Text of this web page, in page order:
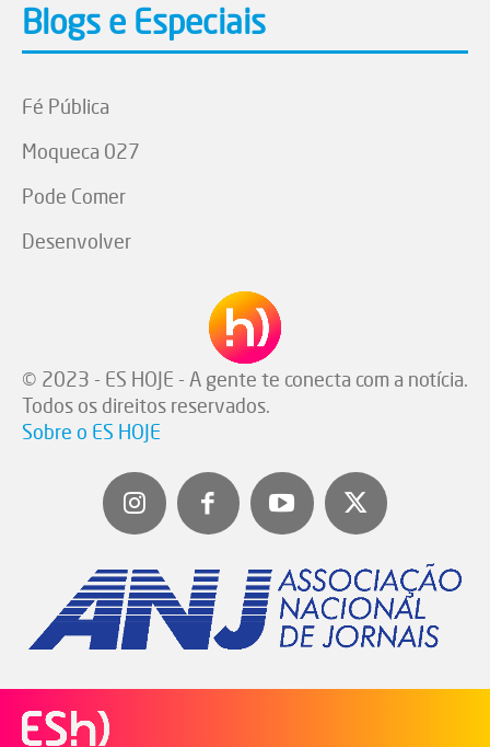
Blogs e Especiais
Fé Pública
Moqueca 027
Pode Comer
Desenvolver
© 2023 - ES HOJE - A gente te conecta com a notícia.
Todos os direitos reservados.
Sobre o ES HOJE